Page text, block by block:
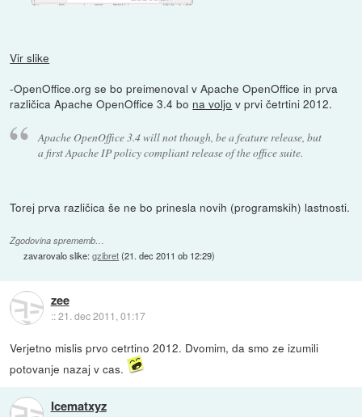
Vir slike
-OpenOffice.org se bo preimenoval v Apache OpenOffice in prva
različica Apache OpenOffice 3.4 bo na voljo v prvi četrtini 2012.
Apache OpenOffice 3.4 will not though, be a feature release, but
a first Apache IP policy compliant release of the office suite.
Torej prva različica še ne bo prinesla novih (programskih) lastnosti.
Zgodovina sprememb…
zavarovalo slike:gzibret(21. dec 2011 ob 12:29)
zee
::21. dec 2011, 01:17
Verjetno mislis prvo cetrtino 2012. Dvomim, da smo ze izumili
potovanje nazaj v cas.
Icematxyz